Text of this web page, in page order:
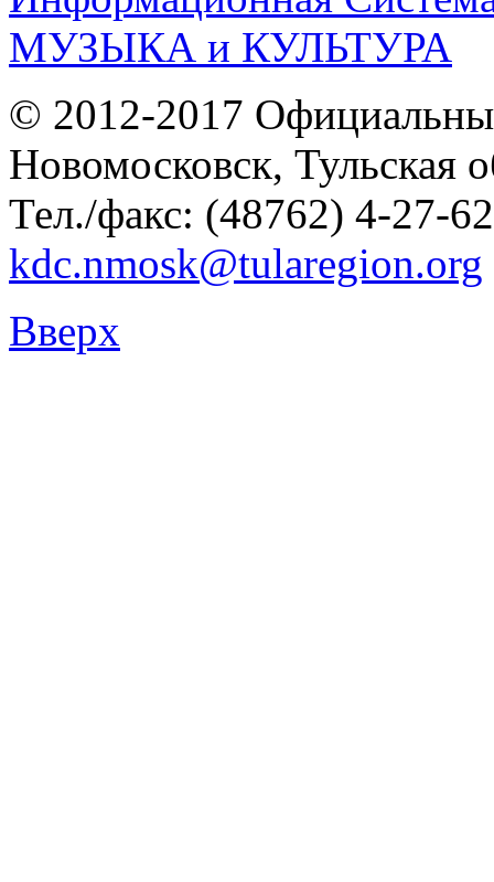
© 2012-2017
Новомосковск, Тульская
Тел./факс: (48762) 4-27-
kdc.nmosk@tularegion.org
Вверх